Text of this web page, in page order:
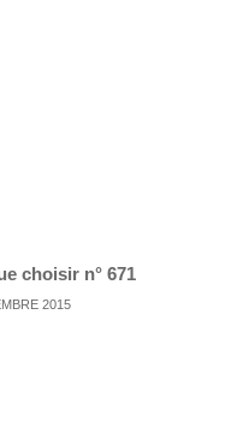
choisir n° 671
2015